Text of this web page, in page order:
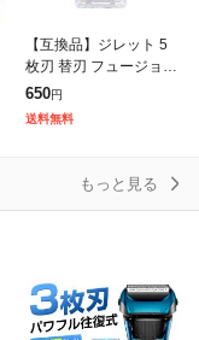
【互換品】ジレット 5
枚刃 替刃 フュージョン
4個入り プログライド
髭剃り替刃 カミソリ 替
650円
送料無料
もっと見る